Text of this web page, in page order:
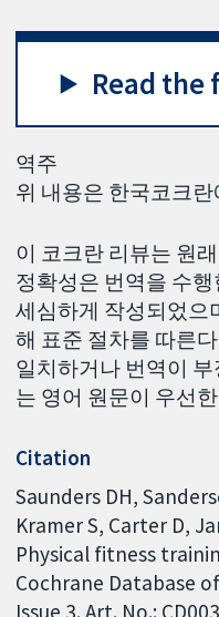
Read the
역주
위 내용은 한국코크
이 코크란 리뷰는 원
정확성은 번역을 수
세심하게 작성되었으
해 표준 절차를 따른
일치하거나 번역이
는 영어 원문이 우선
Citation
Saunders DH,
Kramer S, Carter D,
Physical fitness
Cochrane Database